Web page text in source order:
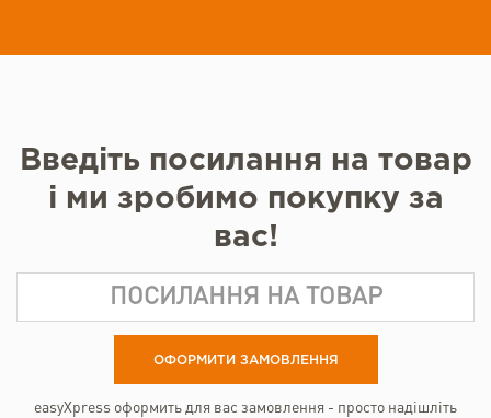
Введіть посилання на товар
і ми зробимо покупку за
вас!
ОФОРМИТИ ЗАМОВЛЕННЯ
easyXpress оформить для вас замовлення - просто надішліть